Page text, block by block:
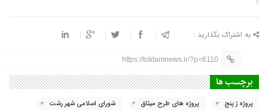
به اشتراک بگذارید :
https://toktamnews.ir/?p=6110
برچسب ها
پروژه ژ پنج پروژه های طرح میثاق شورای اسلامی شهر رشت